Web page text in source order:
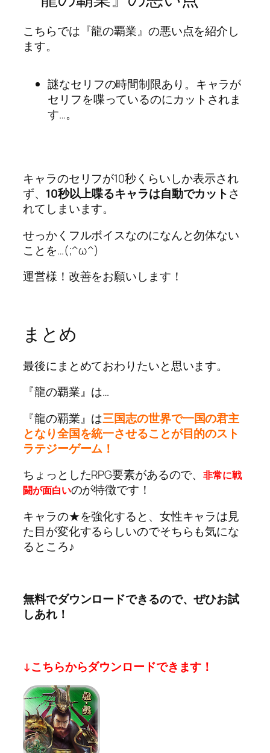
こちらでは『龍の覇業』の悪い点を紹介し
ます。
謎なセリフの時間制限あり。キャラが
セリフを喋っているのにカットされま
す…。
キャラのセリフが10秒くらいしか表示され
ず、 10秒以上喋るキャラは自動でカットさ
れてしまいます。
せっかくフルボイスなのになんと勿体ない
ことを…(;^ω^)
運営様！改善をお願いします！
まとめ
最後にまとめておわりたいと思います。
『龍の覇業』は…
『龍の覇業』は三国志の世界で一国の君主
となり全国を統一させることが目的のスト
ラテジーゲーム！
ちょっとしたRPG要素があるので、非常に戦
闘が面白いのが特徴です！
キャラの★を強化すると、女性キャラは見
た目が変化するらしいのでそちらも気にな
るところ♪
無料でダウンロードできるので、ぜひお試
しあれ！
↓こちらからダウンロードできます！